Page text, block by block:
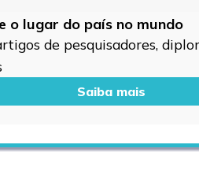
o lugar do país no mundo
de pesquisadores,
Saiba mais